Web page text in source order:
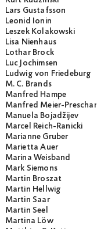
Lars Gustafsson
Leonid Ionin
Leszek Kolakowski
Lisa Nienhaus
Lothar Brock
Luc Jochimsen
Ludwig von Friedeburg
M. C. Brands
Manfred Hampe
Manfred Meier-Preschany
Manuela Bojadžijev
Marcel Reich-Ranicki
Marianne Gruber
Marietta Auer
Marina Weisband
Mark Siemons
Martin Broszat
Martin Hellwig
Martin Saar
Martin Seel
Martina Löw